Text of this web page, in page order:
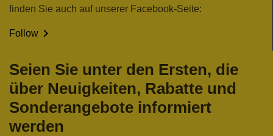
finden Sie auch auf unserer Facebook-Seite:
Follow 
Seien Sie unter den Ersten, die
über Neuigkeiten, Rabatte und
Sonderangebote informiert
werden